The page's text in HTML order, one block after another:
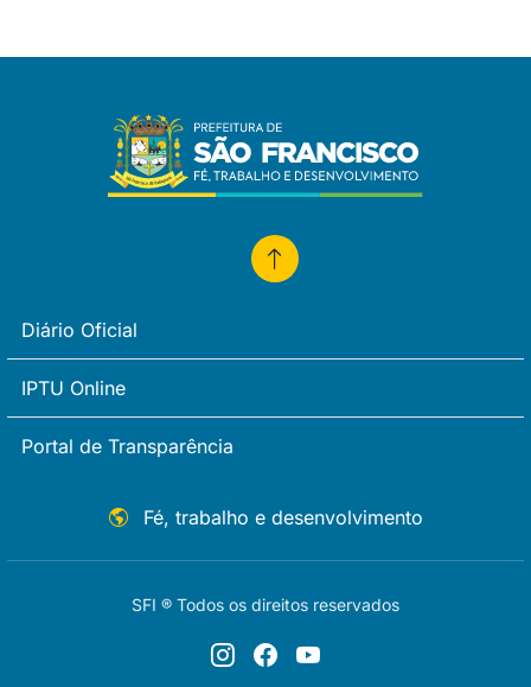
Diário Oficial
IPTU Online
Portal de Transparência
Fé, trabalho e desenvolvimento
SFI ® Todos os direitos reservados